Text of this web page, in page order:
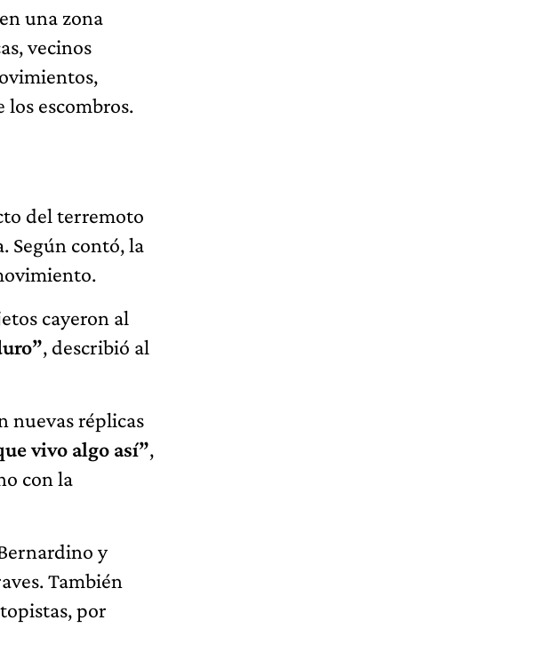
una zona
vecinos
escombros.
del terremoto
Según contó, la
cayeron al
, describió al
nuevas réplicas
vivo algo así”,
con la
y
También
por